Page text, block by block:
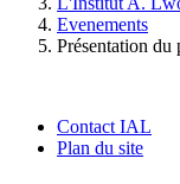
Evenements
Présentation
Contact IAL
Plan du site